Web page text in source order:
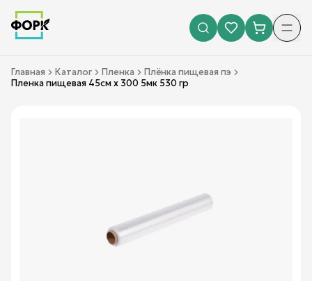
Главная Каталог Пленка
Плёнка пищевая пэ
Пленка пищевая 45см х 300 5мк 530 гр